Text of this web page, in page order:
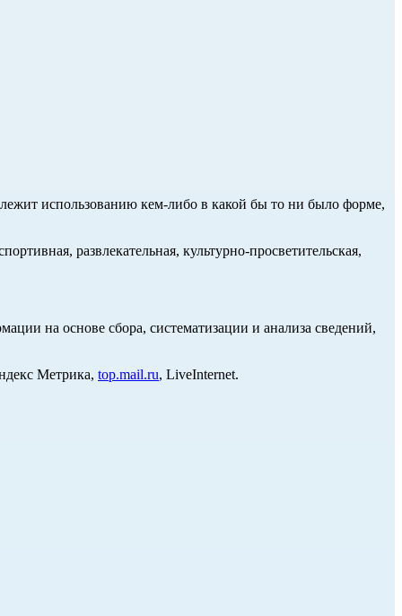
использованию кем-либо в какой бы то ни было форме,
развлекательная, культурно-просветительская,
на основе сбора, систематизации и анализа сведений,
Метрика, top.mail.ru, LiveInternet.